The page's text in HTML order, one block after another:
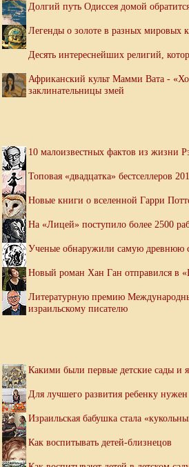
Долгий путь Одиссея домой
Легенды о золоте в разных мировых
Десять интереснейших религий,
Африканский культ Мамми Вата -
заклинательницы змей
10 малоизвестных фактов из жизни
Топовая «двадцатка» бестселлеров
Новые книги о вселенной Гарри
На «Лицей» поступило более 2500
Ученые обнаружили самую древнюю
Новый роман Хан Ган отправился в
Литературную премию
израильскому писателю
Какими были первые детские сады и
Для лучшего развития ребенку
Израильская бабушка стала
Как воспитывать детей-близнецов